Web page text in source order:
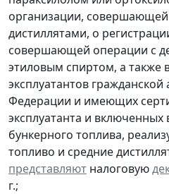
организации,
дистиллятами, о
совершающей операции с
этиловым спиртом, а также
эксплуатантов
Федерации и имеющих
эксплуатанта и
бункерного топлива,
топливо и средние
представляют налоговую
г.;